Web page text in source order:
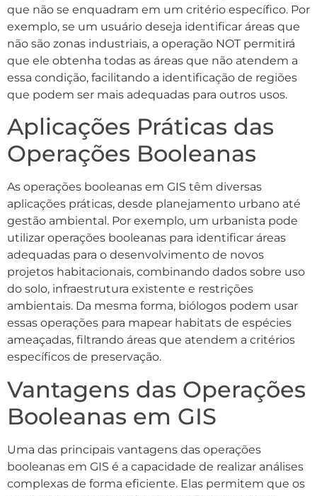
que não se enquadram em um critério específico. Por
exemplo, se um usuário deseja identificar áreas que
não são zonas industriais, a operação NOT permitirá
que ele obtenha todas as áreas que não atendem a
essa condição, facilitando a identificação de regiões
que podem ser mais adequadas para outros usos.
Aplicações Práticas das
Operações Booleanas
As operações booleanas em GIS têm diversas
aplicações práticas, desde planejamento urbano até
gestão ambiental. Por exemplo, um urbanista pode
utilizar operações booleanas para identificar áreas
adequadas para o desenvolvimento de novos
projetos habitacionais, combinando dados sobre uso
do solo, infraestrutura existente e restrições
ambientais. Da mesma forma, biólogos podem usar
essas operações para mapear habitats de espécies
ameaçadas, filtrando áreas que atendem a critérios
específicos de preservação.
Vantagens das Operações
Booleanas em GIS
Uma das principais vantagens das operações
booleanas em GIS é a capacidade de realizar análises
complexas de forma eficiente. Elas permitem que os